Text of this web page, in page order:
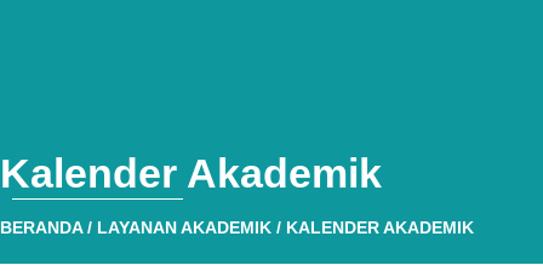
Kalender Akademik
BERANDA/ LAYANAN AKADEMIK / KALENDER AKADEMIK